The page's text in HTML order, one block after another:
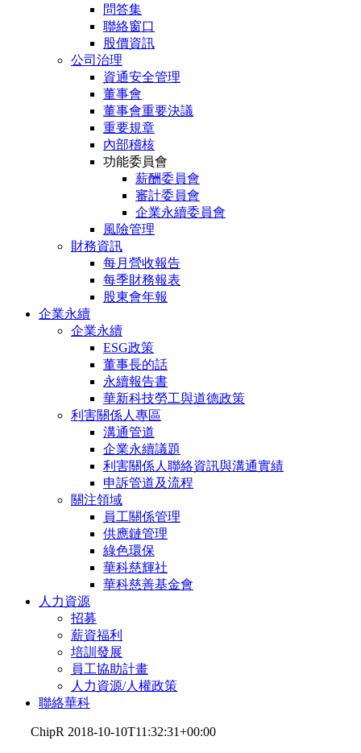
問答集
聯絡窗口
股價資訊
公司治理
資通安全管理
董事會
董事會重要決議
重要規章
內部稽核
功能委員會
薪酬委員會
審計委員會
企業永續委員會
風險管理
財務資訊
每月營收報告
每季財務報表
股東會年報
企業永續
企業永續
ESG政策
董事長的話
永續報告書
華新科技勞工與道德政策
利害關係人專區
溝通管道
企業永續議題
利害關係人聯絡資訊與溝通實績
申訴管道及流程
關注領域
員工關係管理
供應鏈管理
綠色環保
華科慈輝社
華科慈善基金會
人力資源
招募
薪資福利
培訓發展
員工協助計畫
人力資源/人權政策
聯絡華科
ChipR 2018-10-10T11:32:31+00:00